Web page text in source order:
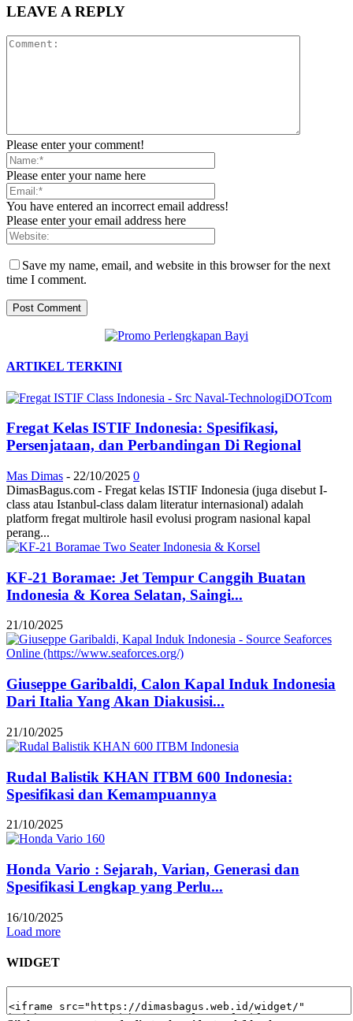
LEAVE A REPLY
Please enter your comment!
Please enter your name here
You have entered an incorrect email address!
Please enter your email address here
Save my name, email, and website in this browser for the next
time I comment.
ARTIKEL TERKINI
Fregat Kelas ISTIF Indonesia: Spesifikasi,
Persenjataan, dan Perbandingan Di Regional
Mas Dimas - 22/10/2025 0
DimasBagus.com - Fregat kelas ISTIF Indonesia (juga disebut I-
class atau Istanbul-class dalam literatur internasional) adalah
platform fregat multirole hasil evolusi program nasional kapal
perang...
KF-21 Boramae: Jet Tempur Canggih Buatan
Indonesia & Korea Selatan, Saingi...
21/10/2025
Giuseppe Garibaldi, Calon Kapal Induk Indonesia
Dari Italia Yang Akan Diakusisi...
21/10/2025
Rudal Balistik KHAN ITBM 600 Indonesia:
Spesifikasi dan Kemampuannya
21/10/2025
Honda Vario : Sejarah, Varian, Generasi dan
Spesifikasi Lengkap yang Perlu...
16/10/2025
Load more
WIDGET